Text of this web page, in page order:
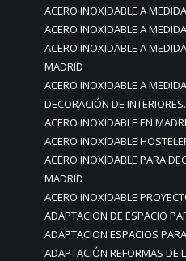
ACERO INOXIDABLE A
ACERO INOXIDABLE A
ACERO INOXIDABLE A
MADRID
ACERO INOXIDABLE A
DECORACIÓN DE INTERIORES.
ACERO INOXIDABLE EN
ACERO INOXIDABLE
ACERO INOXIDABLE PARA
MADRID
ACERO INOXIDABLE
ADAPTACION DE ESPACIO
ADAPTACION ESPACIOS
ADAPTACIÓN REFORMAS DE